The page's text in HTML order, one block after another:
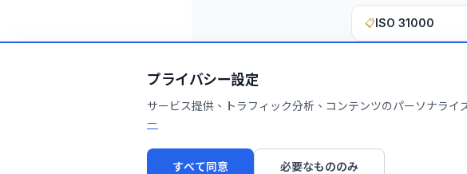
プライバシー設定
サービス提供、トラフィック分析、コンテンツのパーソナラ
ー
すべて同意 必要なもののみ
📋ISO 31000